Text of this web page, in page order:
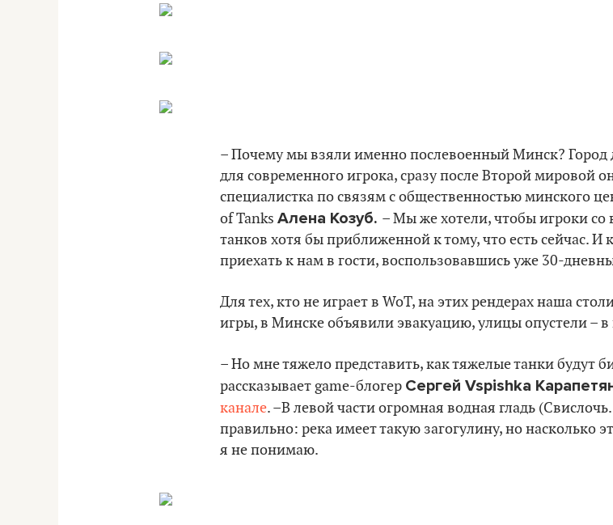
– Почему мы взяли именно послевоенный Минск?
для современного игрока, сразу после Второй мировой
специалистка по связям с общественностью минского
of Tanks Алена Козуб. – Мы же хотели, чтобы игроки со
танков хотя бы приближенной к тому, что есть сейчас. И
приехать к нам в гости, воспользовавшись уже 30-
Для тех, кто не играет в WoT, на этих рендерах наша
игры, в Минске объявили эвакуацию, улицы опустели – в
– Но мне тяжело представить, как тяжелые танки будут
рассказывает game-блогер Сергей Vspishka
канале. –В левой части огромная водная гладь
правильно: река имеет такую загогулину, но насколько
я не понимаю.